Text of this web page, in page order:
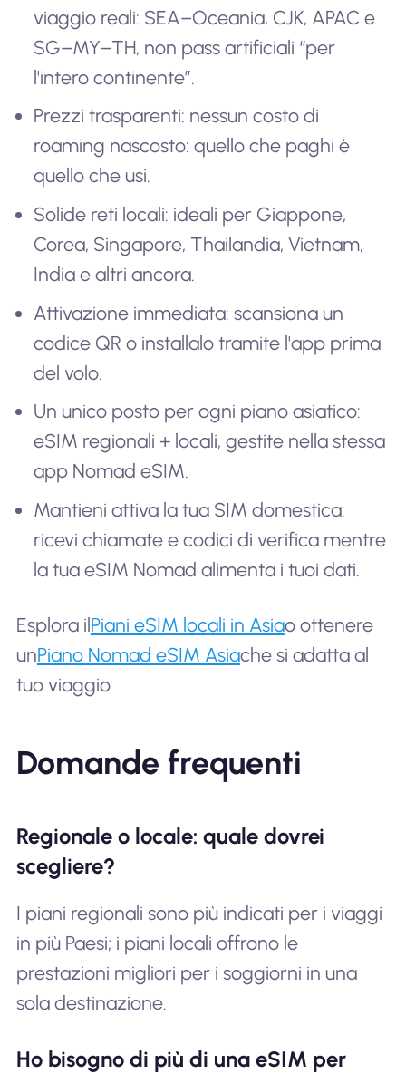
viaggio reali: SEA–Oceania, CJK, APAC e
SG–MY–TH, non pass artificiali “per
l'intero continente”.
Prezzi trasparenti: nessun costo di
roaming nascosto: quello che paghi è
quello che usi.
Solide reti locali: ideali per Giappone,
Corea, Singapore, Thailandia, Vietnam,
India e altri ancora.
Attivazione immediata: scansiona un
codice QR o installalo tramite l'app prima
del volo.
Un unico posto per ogni piano asiatico:
eSIM regionali + locali, gestite nella stessa
app Nomad eSIM.
Mantieni attiva la tua SIM domestica:
ricevi chiamate e codici di verifica mentre
la tua eSIM Nomad alimenta i tuoi dati.
Esplora il Piani eSIM locali in Asiao ottenere
unPiano Nomad eSIM Asiache si adatta al
tuo viaggio
Domande frequenti
Regionale o locale: quale dovrei
scegliere?
I piani regionali sono più indicati per i viaggi
in più Paesi; i piani locali offrono le
prestazioni migliori per i soggiorni in una
sola destinazione.
Ho bisogno di più di una eSIM per